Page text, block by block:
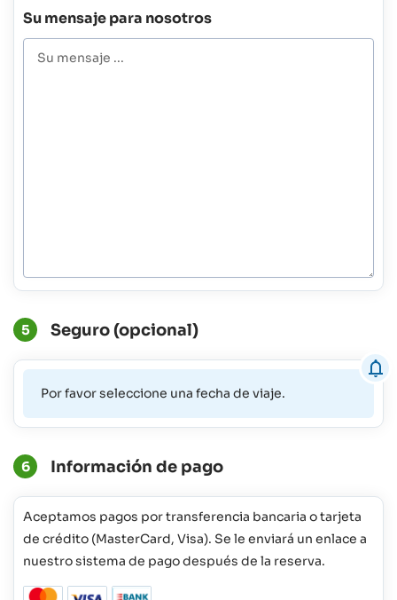
Su mensaje para nosotros
5 Seguro (opcional)
Por favor seleccione una fecha de viaje.
6 Información de pago
Aceptamos pagos por transferencia bancaria o tarjeta
de crédito (MasterCard, Visa). Se le enviará un enlace a
nuestro sistema de pago después de la reserva.